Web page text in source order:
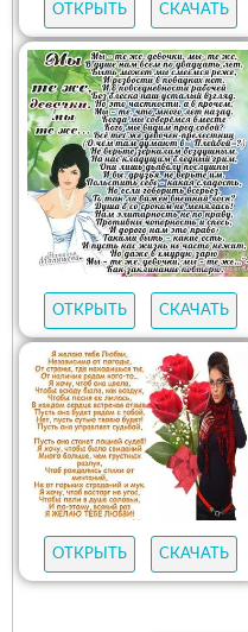
ОТКРЫТЬ СКАЧАТЬ
ОТКРЫТЬ СКАЧАТЬ
ОТКРЫТЬ СКАЧАТЬ